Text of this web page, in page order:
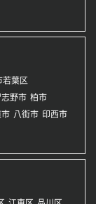
若葉区
志野市 柏市
市 八街市 印西市